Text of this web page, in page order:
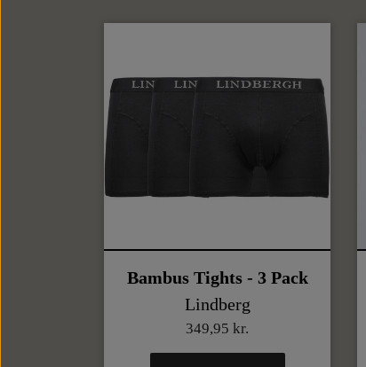
Bambus Tights - 3 Pack
Lindberg
349,95 kr.